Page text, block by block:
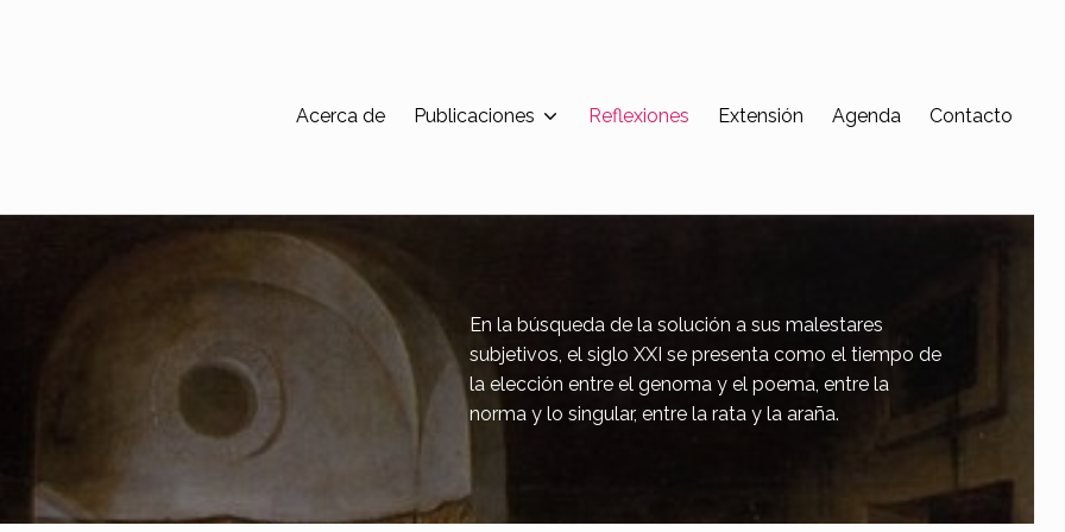
Acerca de Publicaciones Reflexiones Extensión Agenda Contacto
En la búsqueda de la solución a sus malestares
subjetivos, el siglo XXI se presenta como el tiempo de
la elección entre el genoma y el poema, entre la
norma y lo singular, entre la rata y la araña.